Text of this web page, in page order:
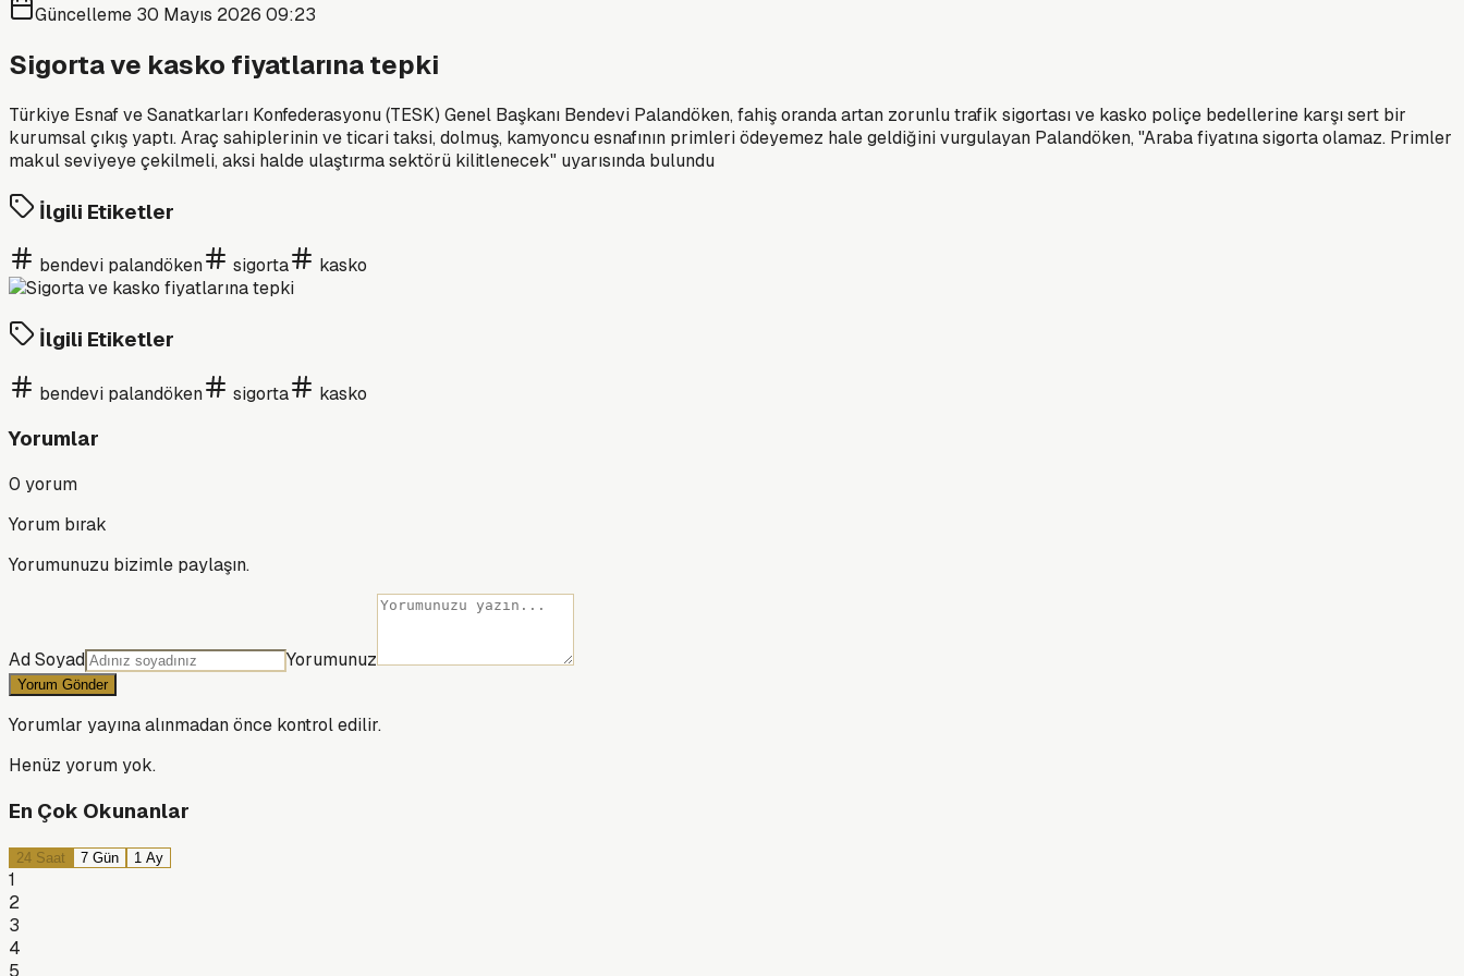
Güncelleme 30 Mayıs 2026 09:23
Sigorta ve kasko fiyatlarına tepki
Türkiye Esnaf ve Sanatkarları Konfederasyonu (TESK) Genel Başkanı Bendevi Palandöken, fahiş oranda artan zorunlu trafik sigortası ve kasko poliçe bedellerine karşı sert bir
kurumsal çıkış yaptı. Araç sahiplerinin ve ticari taksi, dolmuş, kamyoncu esnafının primleri ödeyemez hale geldiğini vurgulayan Palandöken, "Araba fiyatına sigorta olamaz. Primler
makul seviyeye çekilmeli, aksi halde ulaştırma sektörü kilitlenecek" uyarısında bulundu
İlgili Etiketler
bendevi palandöken sigorta kasko
İlgili Etiketler
bendevi palandöken sigorta kasko
Yorumlar
0 yorum
Yorum bırak
Yorumunuzu bizimle paylaşın.
Ad Soyad Yorumunuz
Yorum Gönder
Yorumlar yayına alınmadan önce kontrol edilir.
Henüz yorum yok.
En Çok Okunanlar
24 Saat 7 Gün 1 Ay
1
2
3
4
5